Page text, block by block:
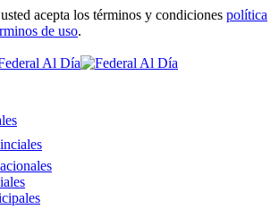
acepta los términos y condiciones política
de uso.